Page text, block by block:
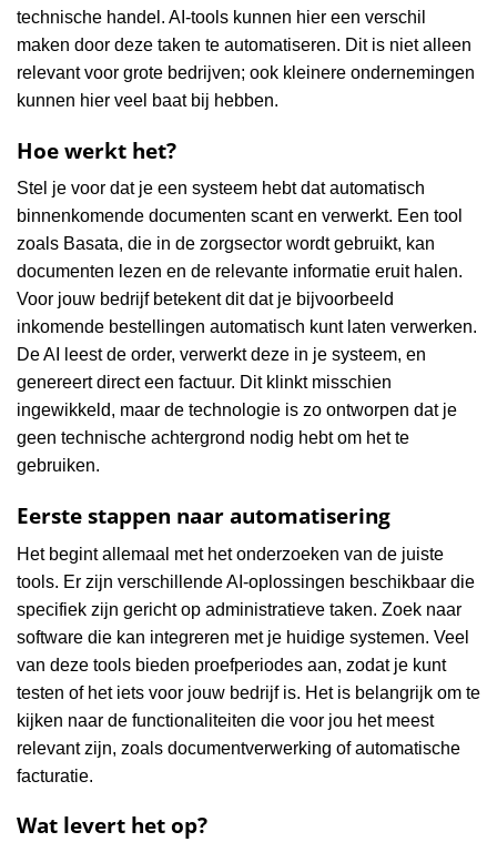
technische handel. AI-tools kunnen hier een verschil
maken door deze taken te automatiseren. Dit is niet alleen
relevant voor grote bedrijven; ook kleinere ondernemingen
kunnen hier veel baat bij hebben.
Hoe werkt het?
Stel je voor dat je een systeem hebt dat automatisch
binnenkomende documenten scant en verwerkt. Een tool
zoals Basata, die in de zorgsector wordt gebruikt, kan
documenten lezen en de relevante informatie eruit halen.
Voor jouw bedrijf betekent dit dat je bijvoorbeeld
inkomende bestellingen automatisch kunt laten verwerken.
De AI leest de order, verwerkt deze in je systeem, en
genereert direct een factuur. Dit klinkt misschien
ingewikkeld, maar de technologie is zo ontworpen dat je
geen technische achtergrond nodig hebt om het te
gebruiken.
Eerste stappen naar automatisering
Het begint allemaal met het onderzoeken van de juiste
tools. Er zijn verschillende AI-oplossingen beschikbaar die
specifiek zijn gericht op administratieve taken. Zoek naar
software die kan integreren met je huidige systemen. Veel
van deze tools bieden proefperiodes aan, zodat je kunt
testen of het iets voor jouw bedrijf is. Het is belangrijk om te
kijken naar de functionaliteiten die voor jou het meest
relevant zijn, zoals documentverwerking of automatische
facturatie.
Wat levert het op?